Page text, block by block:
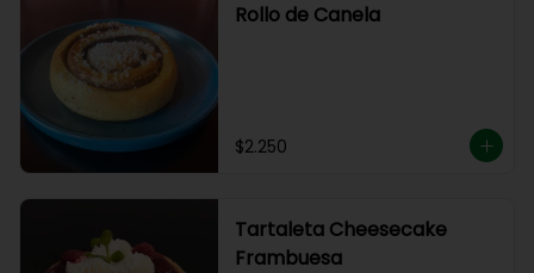
Rollo de Canela
$2.250
Tartaleta Cheesecake
Frambuesa